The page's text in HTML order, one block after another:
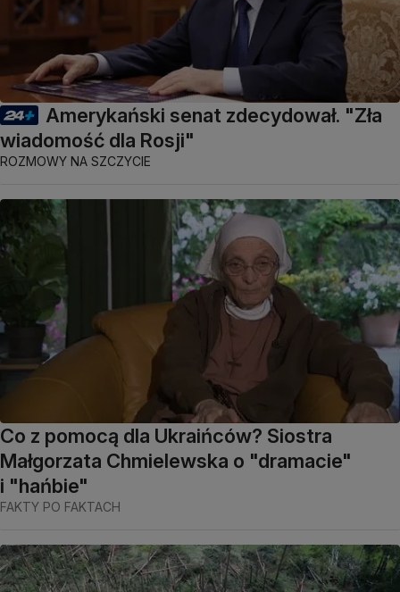
Amerykański senat zdecydował. "Zła
wiadomość dla Rosji"
ROZMOWY NA SZCZYCIE
Co z pomocą dla Ukraińców? Siostra
Małgorzata Chmielewska o "dramacie"
i "hańbie"
FAKTY PO FAKTACH